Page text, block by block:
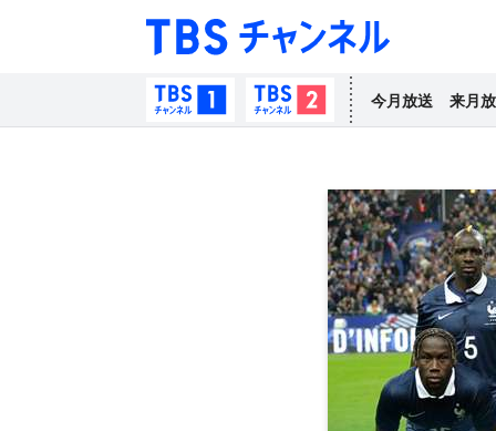
TBSチャンネル1TBSチャンネル2
今月放送 来月